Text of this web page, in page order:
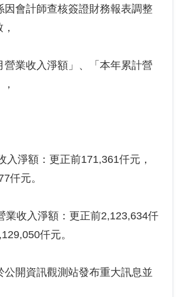
因會計師查核簽證財務報表調整
營業收入淨額」、「本年累計營
入淨額：更正前171,361仟元，
仟元。
業收入淨額：更正前2,123,634仟
仟元。
公開資訊觀測站發布重大訊息並